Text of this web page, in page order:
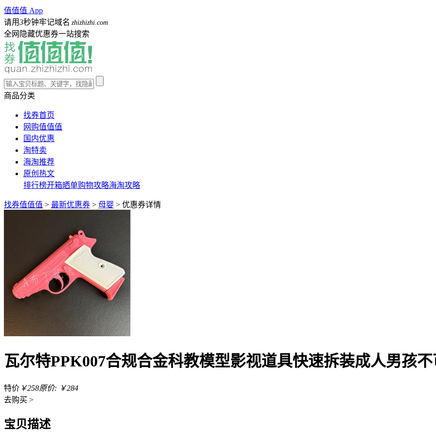
值值值 App
请用3秒钟牢记域名 zhizhizhi.com
全网隐藏优惠券一站搜索
商品分类
找券首页
网购值值值
国内优惠
淘特卖
海淘推荐
原创热文
排行榜开箱晒单购物攻略海淘攻略
找券值值值 > 最新优惠券 > 母婴 > 优惠券详情
瓦尔特PPK007合规合金科教模型影视道具快速拆装成人男孩
特价 ￥258原价: ￥284
去购买 >
宝贝描述